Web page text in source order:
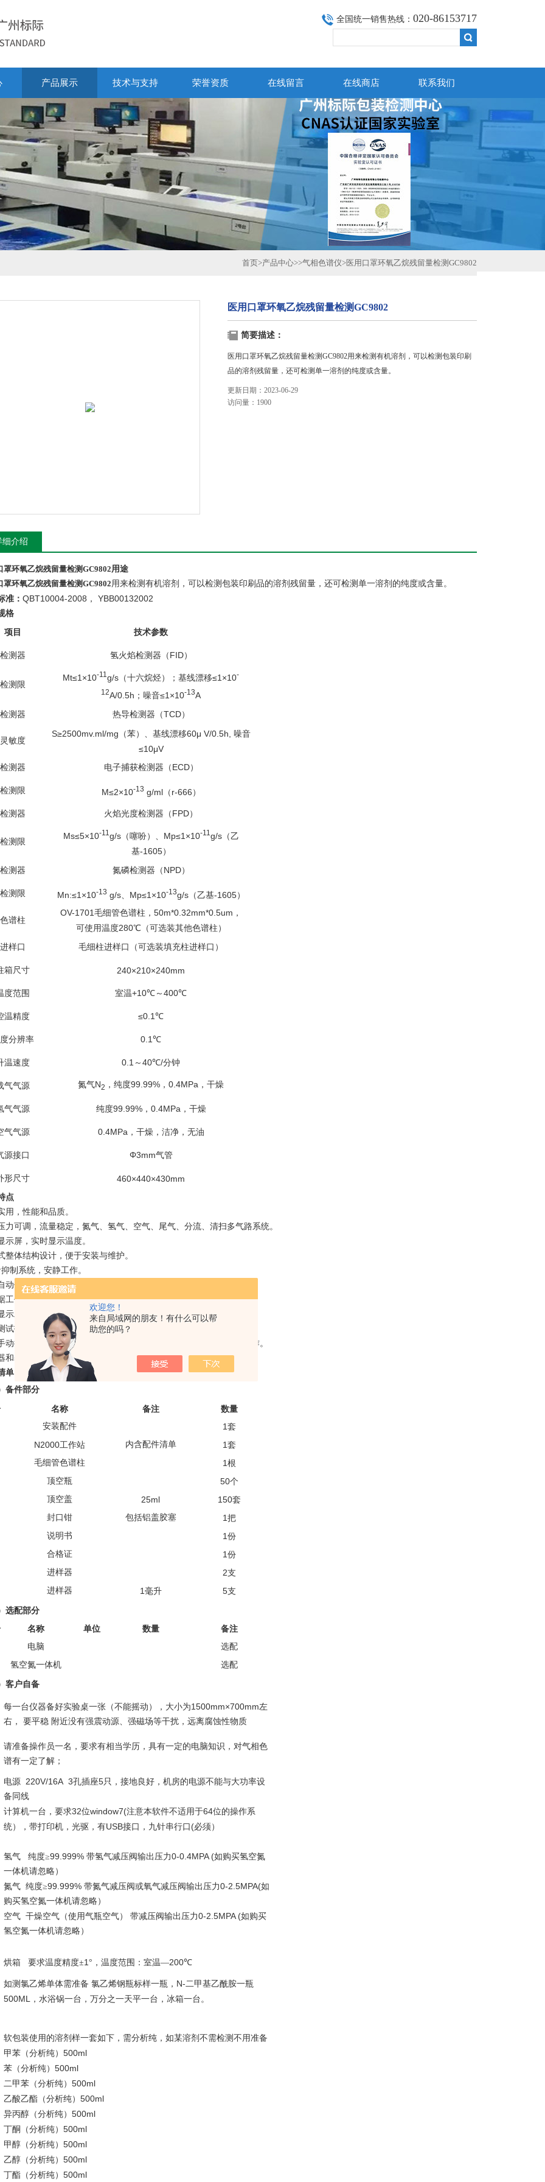
欢迎您！
来自局域网的朋友！有什么可以帮
助您的吗？
全国统一销售热线： 020-86153717
产品展示 技术与支持 荣誉资质 在线留言 在线商店 联系我们
首页>产品中心>>气相色谱仪>医用口罩环氧乙烷残留量检测GC9802
医用口罩环氧乙烷残留量检测GC9802
简要描述：
医用口罩环氧乙烷残留量检测GC9802用来检测有机溶剂，可以检测包装印刷
品的溶剂残留量，还可检测单一溶剂的纯度或含量。
更新日期：2023-06-29
访问量：1900
细介绍
罩环氧乙烷残留量检测GC9802用途
罩环氧乙烷残留量检测GC9802用来检测有机溶剂，可以检测包装印刷品的溶剂残留量，还可检测单一溶剂的纯度或含量。
准： QBT10004-2008 ， YBB00132002
格
项目 技术参数
检测器 氢火焰检测器（ FID）
检测限
Mt≤1×10-11 g/s （十六烷烃）；基线漂移≤1×10-
12A/0.5h ；噪音≤1×10-13A
检测器 热导检测器（TCD）
灵敏度
S≥2500mv.ml/mg （苯）、基线漂移60μ V/0.5h, 噪音
≤10μV
检测器 电子捕获检测器（ ECD）
检测限 M≤2×10-13 g/ml（ r-666 ）
检测器 火焰光度检测器（ FPD）
检测限
Ms≤5×10-11 g/s（噻吩）、 Mp≤1×10-11 g/s（乙
基-1605）
检测器 氮磷检测器（ NPD）
检测限 Mn:≤1×10-13 g/s、 Mp≤1×10-13g/s（乙基-1605）
色谱柱
OV-1701 毛细管色谱柱， 50m*0.32mm*0.5um ，
可使用温度280℃（可选装其他色谱柱）
进样口 毛细柱进样口（可选装填充柱进样口）
箱尺寸 240×210×240mm
度范围 室温+10℃～ 400℃
温精度 ≤0.1 ℃
分辨率 0.1 ℃
温速度 0.1 ～ 40℃/分钟
气气源 氮气N2 ，纯度99.99% ， 0.4MPa ，干燥
气气源 纯度99.99%， 0.4MPa，干燥
气气源 0.4MPa，干燥，洁净，无油
源接口 Φ3mm气管
形尺寸 460×440×430mm
点
用，性能和品质。
力可调，流量稳定，氮气、氢气、空气、尾气、分流、清扫多气路系统。
示屏，实时显示温度。
整体结构设计，便于安装与维护。
制系统，安静工作。
动保护功能，程序保护和电路保护双保险。
工作站，专业软件支持，*的数据分析功能。
示工作状态和色谱图曲线；曲线可以任意缩放和移动。
试报告，可导出PDF等格式文件。
动按键开关，功能等同于软件窗口的“开始采集”，方便配合进样操作。
和基线校准容易。
单
备件部分
名称 备注
数量
安装配件
1 套
N2000工作站 内含配件清单 1 套
毛细管色谱柱
1 根
顶空瓶
50个
顶空盖
25ml 150套
封口钳
包括铝盖胶塞 1 把
说明书
1 份
合格证
1 份
进样器
2支
进样器
1 毫升 5支
选配部分
名称 单位 数量
备注
电脑
选配
氢空氮一体机
选配
客户自备
每一台仪器备好实验桌一张（不能摇动），大小为1500mm×700mm左
右，
要平稳 附近没有强震动源、强磁场等干扰，远离腐蚀性物质
请准备操作员一名，要求有相当学历，具有一定的电脑知识，对气相色
谱有一定了解；
电源 220V/16A 3孔插座5只，接地良好，机房的电源不能与大功率设
备同线
计算机一台，要求32位window7(注意本软件不适用于64位的操作系
统），带打印机，光驱，有USB接口，九针串行口 (必须）
氢气 纯度≥99.999% 带氢气减压阀输出压力0-0.4MPA (如购买氢空氮
一体机请忽略）
氮气 纯度≥99.999% 带氮气减压阀或氧气减压阀输出压力0-2.5MPA(如
购买氢空氮一体机请忽略）
空气 干燥空气（使用气瓶空气） 带减压阀输出压力0-2.5MPA (如购买
氢空氮一体机请忽略）
烘箱 要求温度精度±1 ° ，温度范围：室温—200℃
如测氯乙烯单体需准备 氯乙烯钢瓶标样一瓶， N-二甲基乙酰胺一瓶
500ML ，水浴锅一台，万分之一天平一台，冰箱一台。
软包装使用的溶剂样一套如下，需分析纯，如某溶剂不需检测不用准备
甲苯（分析纯） 500ml
苯（分析纯） 500ml
二甲苯（分析纯） 500ml
乙酸乙酯（分析纯） 500ml
异丙醇（分析纯） 500ml
丁酮（分析纯） 500ml
甲醇（分析纯） 500ml
乙醇（分析纯） 500ml
丁酯（分析纯） 500ml